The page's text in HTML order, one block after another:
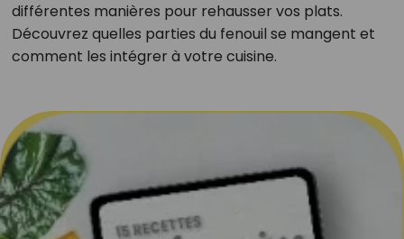
différentes manières pour rehausser vos plats.
Découvrez quelles parties du fenouil se mangent et
comment les intégrer à votre cuisine.